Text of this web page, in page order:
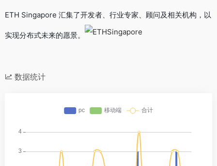
ETH Singapore 汇集了开发者、行业专家、顾问及相关机构，以
实现分布式未来的愿景。
数据统计